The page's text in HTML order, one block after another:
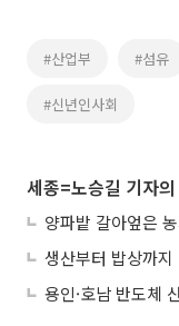
#산업부 #섬유
#신년인사회
세종=노승길 기자
양파밭 갈아엎은